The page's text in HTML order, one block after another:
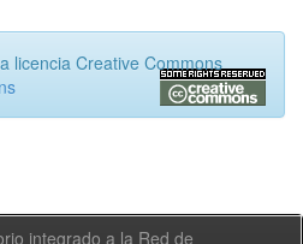
licencia Creative Commons
integrado a la Red de